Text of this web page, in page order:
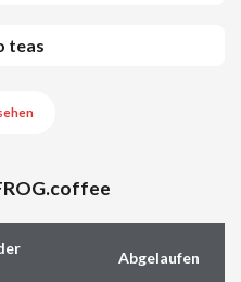
teas
Abgelaufen